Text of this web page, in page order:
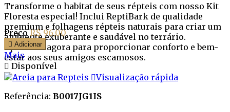
Transforme o habitat de seus répteis com nosso Kit
Floresta especial! Inclui ReptiBark de qualidade
premium e folhagens répteis naturais para criar um
ambiente exuberante e saudável no terrário.
Aproveite agora para proporcionar conforto e bem-
estar aos seus amigos escamosos.
Preço R$ 96,00
 Adicionar
Mais
 Disponível
Visualização rápida
Referência: B0017JG1IS